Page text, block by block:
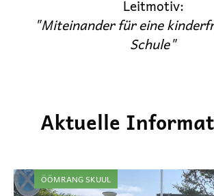
Leitmotiv:
"Miteinander für eine
Schule"
Aktuelle
ÖÖMRANG SKUUL